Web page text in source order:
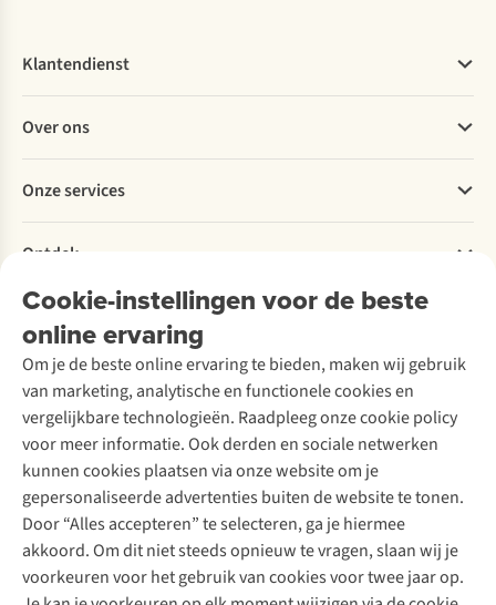
Cookie-instellingen voor de beste
online ervaring
Om je de beste online ervaring te bieden, maken wij gebruik
van marketing, analytische en functionele cookies en
vergelijkbare technologieën. Raadpleeg onze cookie policy
voor meer informatie. Ook derden en sociale netwerken
kunnen cookies plaatsen via onze website om je
gepersonaliseerde advertenties buiten de website te tonen.
Door “Alles accepteren” te selecteren, ga je hiermee
akkoord. Om dit niet steeds opnieuw te vragen, slaan wij je
voorkeuren voor het gebruik van cookies voor twee jaar op.
Klantendienst
Bestellen
Betalen
Levering
Retourneren
Bestelling herroepen
Garantie
Contact
Over ons
Explore More
Verantwoord ondernemen
Over Ayacucho
Onze winkels
Over A.S.Adventure
Toegankelijkheidsverklaring
Onze services
Ski-onderhoud
Wasservice
Schoenonderhoud
Schoenherstelling
Kledingherstelling
Retouches
Voor bedrijven
Ontdek
A.S.Magazine
Podcast
Explore Academy
Explore Camp
Gear Check
Inspiratie & advies
Meld je aan voor de nieuwsbrief
Follow us